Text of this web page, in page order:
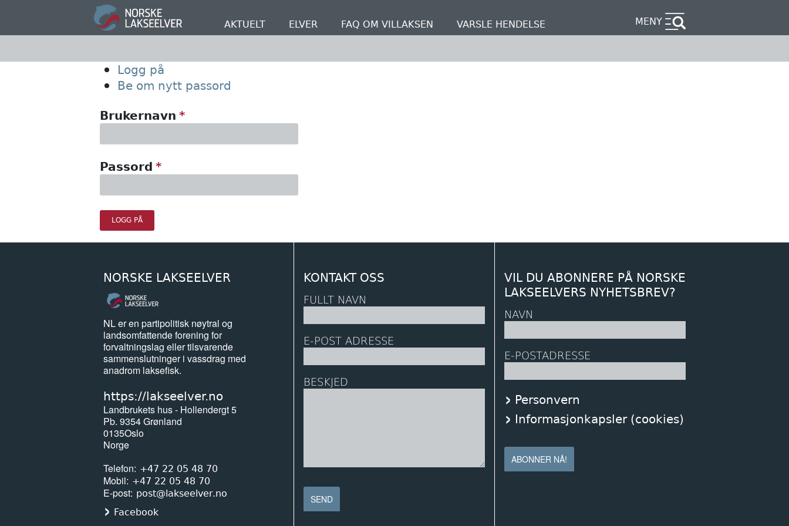
hovedinnhold
AKTUELT ELVER FAQ OM VILLAKSEN VARSLE HENDELSE MENY
Primary
tabs
Logg på
Be om nytt passord
Brukernavn
Passord
NORSKE LAKSEELVER
NL er en partipolitisk nøytral og
landsomfattende forening for
forvaltningslag eller tilsvarende
sammenslutninger i vassdrag med
anadrom laksefisk.
https://lakseelver.no
Landbrukets hus - Hollendergt 5
Pb. 9354 Grønland
0135Oslo
Norge
Telefon
+47 22 05 48 70
Mobil +47 22 05 48 70
E-post post@lakseelver.no
Facebook
KONTAKT OSS
FULLT NAVN
E-POST ADRESSE
BESKJED
VIL DU ABONNERE PÅ NORSKE
LAKSEELVERS NYHETSBREV?
NAVN
E-POSTADRESSE
Personvern
Informasjonkapsler (cookies)